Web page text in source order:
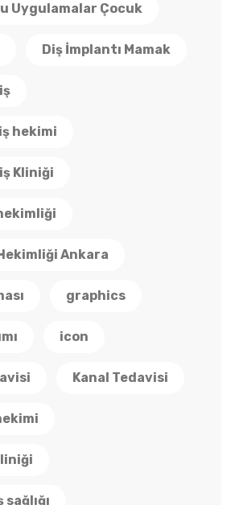
Uygulamalar Çocuk
Diş İmplantı Mamak
hekimi
Kliniği
Ankara
graphics
icon
Kanal Tedavisi